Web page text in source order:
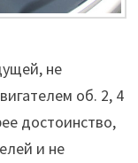
не
об. 2, 4
достоинство,
и не